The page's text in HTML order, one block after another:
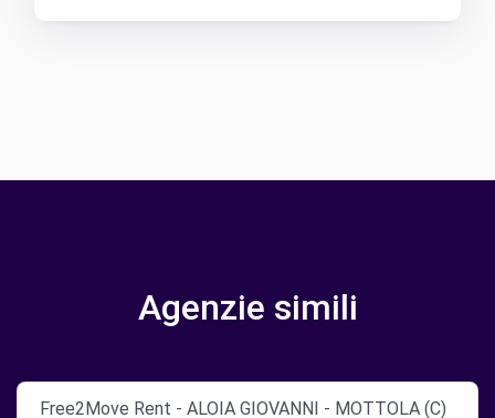
Agenzie simili
Free2Move Rent - ALOIA GIOVANNI - MOTTOLA (C)